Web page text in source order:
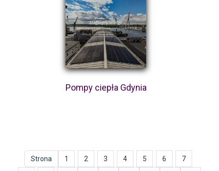
Pompy ciepła Gdynia
Strona 1 2 3 4 5 6 7